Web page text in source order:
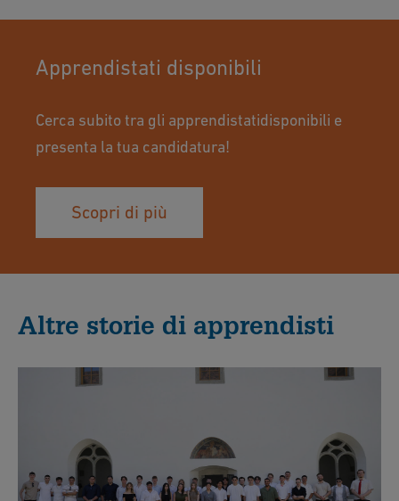
Apprendistati disponibili
Cerca subito tra gli apprendistatidisponibili e
presenta la tua candidatura!
Scopri di più
Altre storie di apprendisti